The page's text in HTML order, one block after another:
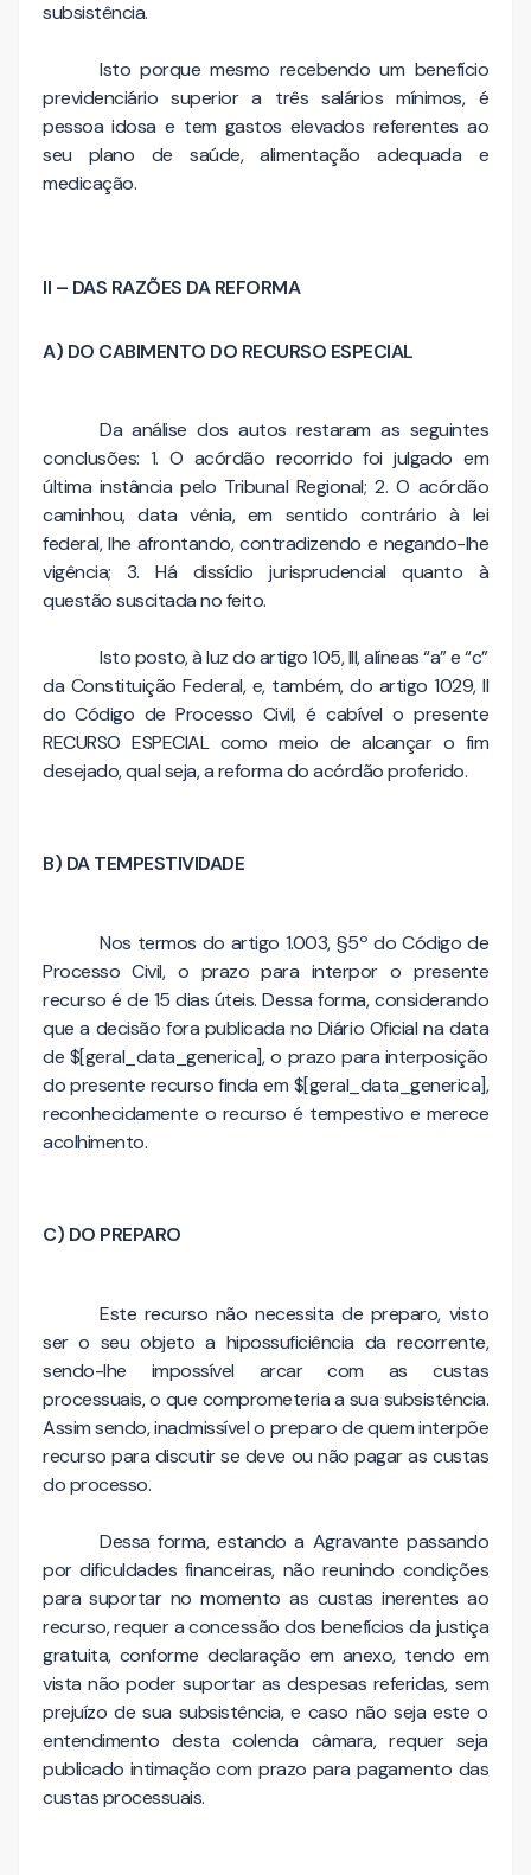
subsistência.
Isto porque mesmo recebendo um benefício
previdenciário superior a três salários mínimos, é
pessoa idosa e tem gastos elevados referentes ao
seu plano de saúde, alimentação adequada e
medicação.
II – DAS RAZÕES DA REFORMA
A) DO CABIMENTO DO RECURSO ESPECIAL
Da análise dos autos restaram as seguintes
conclusões: 1. O acórdão recorrido foi julgado em
última instância pelo Tribunal Regional; 2. O acórdão
caminhou, data vênia, em sentido contrário à lei
federal, lhe afrontando, contradizendo e negando-lhe
vigência; 3. Há dissídio jurisprudencial quanto à
questão suscitada no feito.
Isto posto, à luz do artigo 105, III, alíneas “a” e “c”
da Constituição Federal, e, também, do artigo 1029, II
do Código de Processo Civil, é cabível o presente
RECURSO ESPECIAL como meio de alcançar o fim
desejado, qual seja, a reforma do acórdão proferido.
B) DA TEMPESTIVIDADE
Nos termos do artigo 1.003, §5º do Código de
Processo Civil, o prazo para interpor o presente
recurso é de 15 dias úteis. Dessa forma, considerando
que a decisão fora publicada no Diário Oficial na data
de $[geral_data_generica], o prazo para interposição
do presente recurso finda em $[geral_data_generica],
reconhecidamente o recurso é tempestivo e merece
acolhimento.
C) DO PREPARO
Este recurso não necessita de preparo, visto
ser o seu objeto a hipossuficiência da recorrente,
sendo-lhe impossível arcar com as custas
processuais, o que comprometeria a sua subsistência.
Assim sendo, inadmissível o preparo de quem interpõe
recurso para discutir se deve ou não pagar as custas
do processo.
Dessa forma, estando a Agravante passando
por dificuldades financeiras, não reunindo condições
para suportar no momento as custas inerentes ao
recurso, requer a concessão dos benefícios da justiça
gratuita, conforme declaração em anexo, tendo em
vista não poder suportar as despesas referidas, sem
prejuízo de sua subsistência, e caso não seja este o
entendimento desta colenda câmara, requer seja
publicado intimação com prazo para pagamento das
custas processuais.